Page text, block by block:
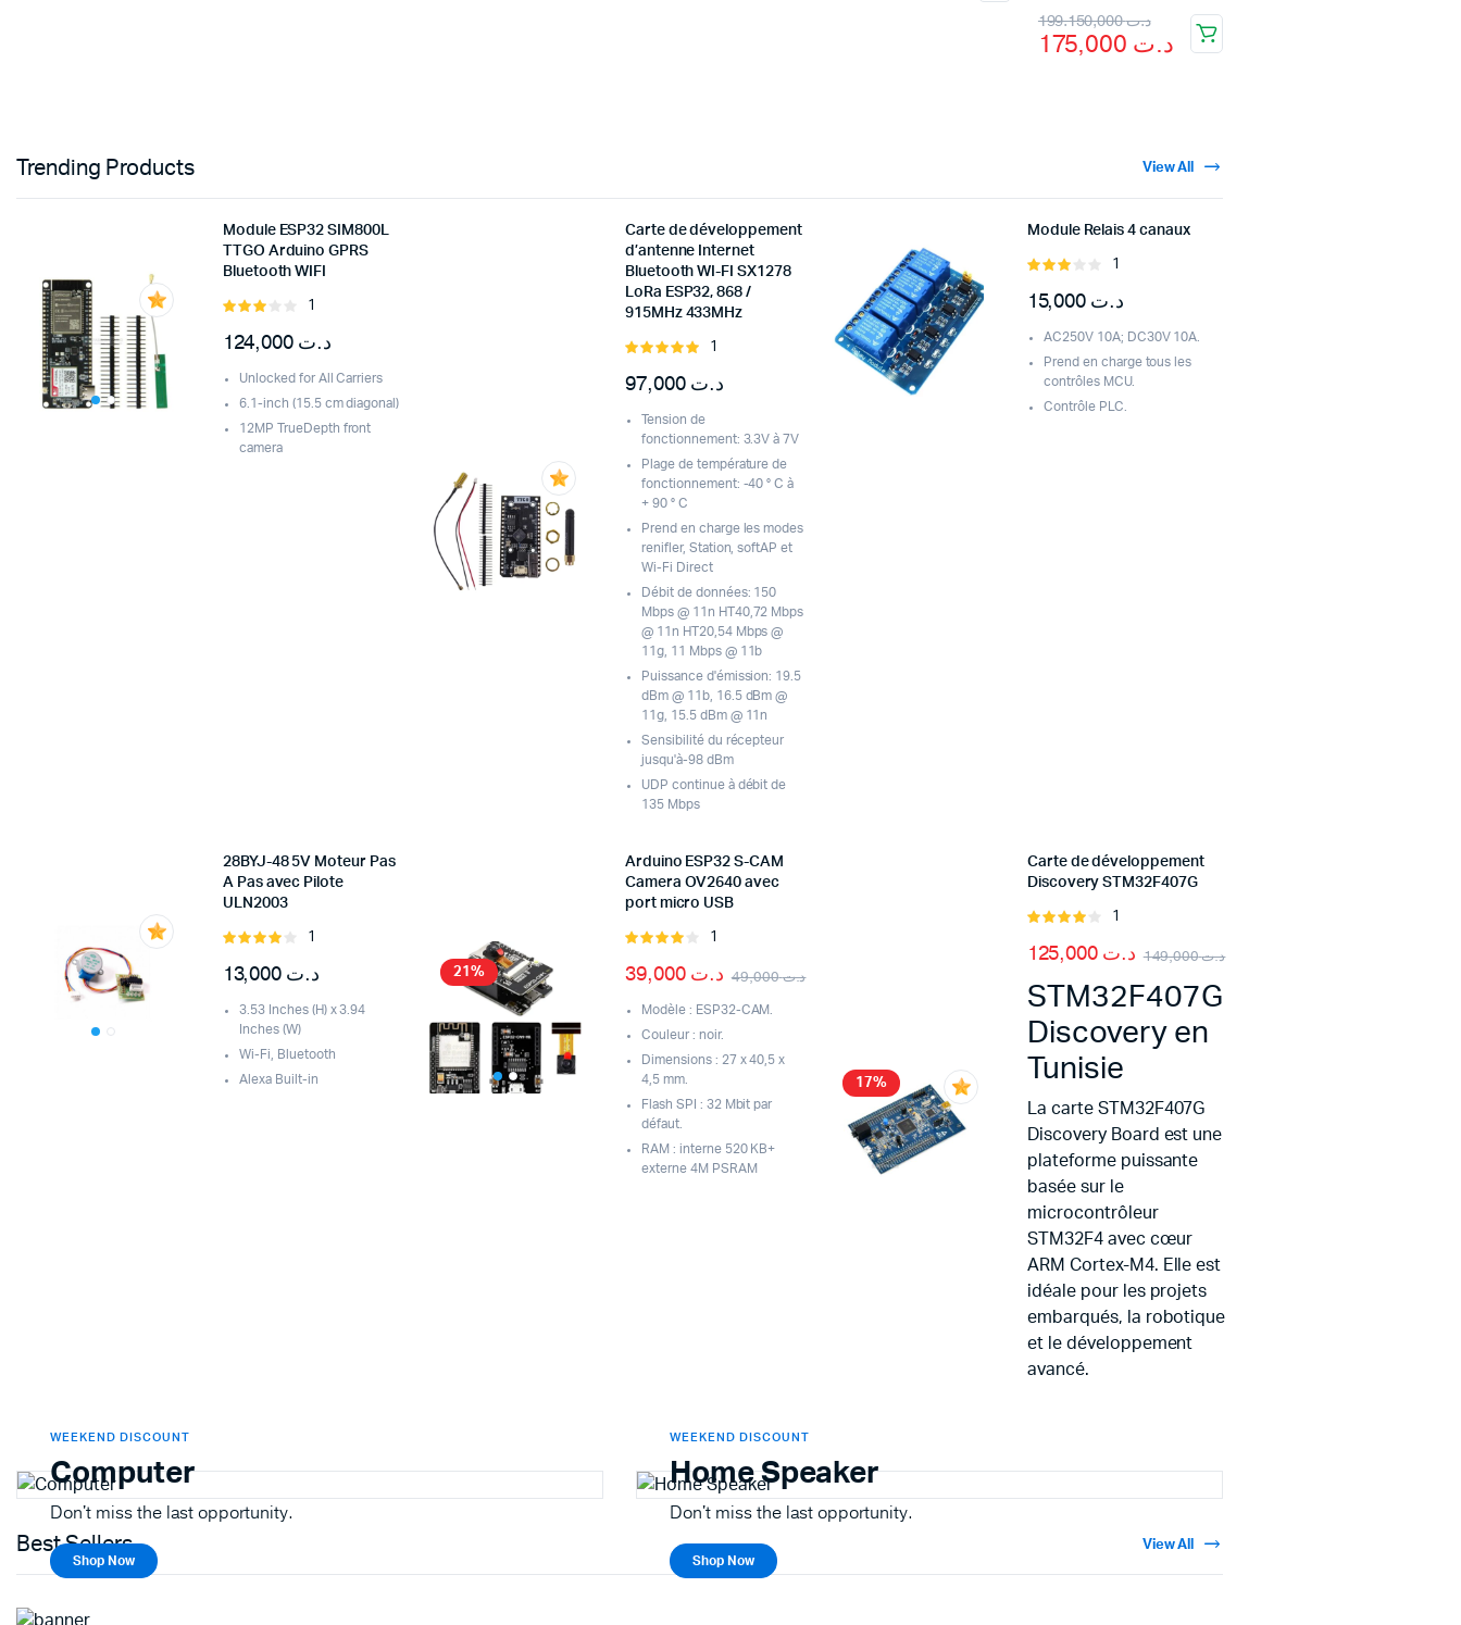
د.ت199.150,000
د.ت
Trending Products View All
Module ESP32 SIM800L
TTGO Arduino GPRS
Bluetooth WIFI
Rated
out of
1
د.ت 124,000
Unlocked for All Carriers
6.1-inch (15.5 cm diagonal)
12MP TrueDepth front
camera
Carte de développement
d’antenne Internet
Bluetooth WI-FI SX1278
LoRa ESP32, 868 /
915MHz 433MHz
Rated
5
1
د.ت 97,000
Tension de
fonctionnement: 3.3V à 7V
Plage de température de
fonctionnement: -40 ° C à
+ 90 ° C
Prend en charge les modes
renifler, Station, softAP et
Wi-Fi Direct
Débit de données: 150
Mbps @ 11n HT40,72 Mbps
@ 11n HT20,54 Mbps @
11g, 11 Mbps @ 11b
Puissance d'émission: 19.5
dBm @ 11b, 16.5 dBm @
11g, 15.5 dBm @ 11n
Sensibilité du récepteur
jusqu'à-98 dBm
UDP continue à débit de
135 Mbps
Module Relais 4 canaux
Rated
out of
1
د.ت 15,000
AC250V 10A; DC30V 10A.
Prend en charge tous les
contrôles MCU.
Contrôle PLC.
28BYJ-48 5V Moteur Pas
A Pas avec Pilote
ULN2003
Rated
of 5
1
د.ت 13,000
3.53 Inches (H) x 3.94
Inches (W)
Wi-Fi, Bluetooth
Alexa Built-in
21%
Arduino ESP32 S-CAM
Camera OV2640 avec
port micro USB
Rated
of 5
1
د.ت49,000 د.ت 39,000
Modèle : ESP32-CAM.
Couleur : noir.
Dimensions : 27 x 40,5 x
4,5 mm.
Flash SPI : 32 Mbit par
défaut.
RAM : interne 520 KB+
externe 4M PSRAM
17%
Carte de développement
Discovery STM32F407G
Rated
of 5
1
د.ت149,000 د.ت 125,000
STM32F407G
Discovery en
Tunisie
La carte STM32F407G
Discovery Board est une
plateforme puissante
basée sur le
microcontrôleur
STM32F4 avec cœur
ARM Cortex-M4. Elle est
idéale pour les projets
embarqués, la robotique
et le développement
avancé.
WEEKEND DISCOUNT
Computer
Don't miss the last opportunity.
Shop Now
WEEKEND DISCOUNT
Home Speaker
Don't miss the last opportunity.
Shop Now
Best Sellers View All